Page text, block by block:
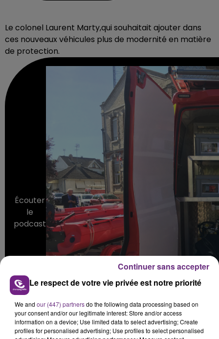
Le colonel Laurent Marty,qui souhaitait ajouter dans
ces nouveaux véhicules plus de modernité en matière
de protection.
Écouter
le
podcast
Le respect de votre vie privée est notre priorité
We and our (447) partnersdo the following data processing based on
your consent and/or our legitimate interest: Store and/or access
information on a device; Use limited data to select advertising; Create
profiles for personalised advertising; Use profiles to select personalised
Continuer sans accepter